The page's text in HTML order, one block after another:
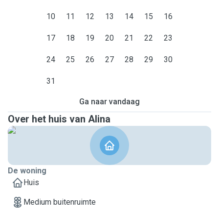
10 11 12 13 14 15 16
17 18 19 20 21 22 23
24 25 26 27 28 29 30
31
Ga naar vandaag
Over het huis van Alina
De woning
Huis
Medium buitenruimte